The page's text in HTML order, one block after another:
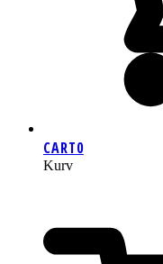
CART0
Kurv